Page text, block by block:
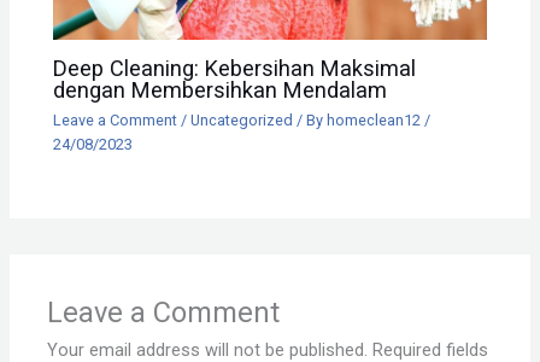
Deep Cleaning: Kebersihan Maksimal
dengan Membersihkan Mendalam
Leave a Comment /Uncategorized / By homeclean12/
24/08/2023
Leave a Comment
Your email address will not be published. Required fields